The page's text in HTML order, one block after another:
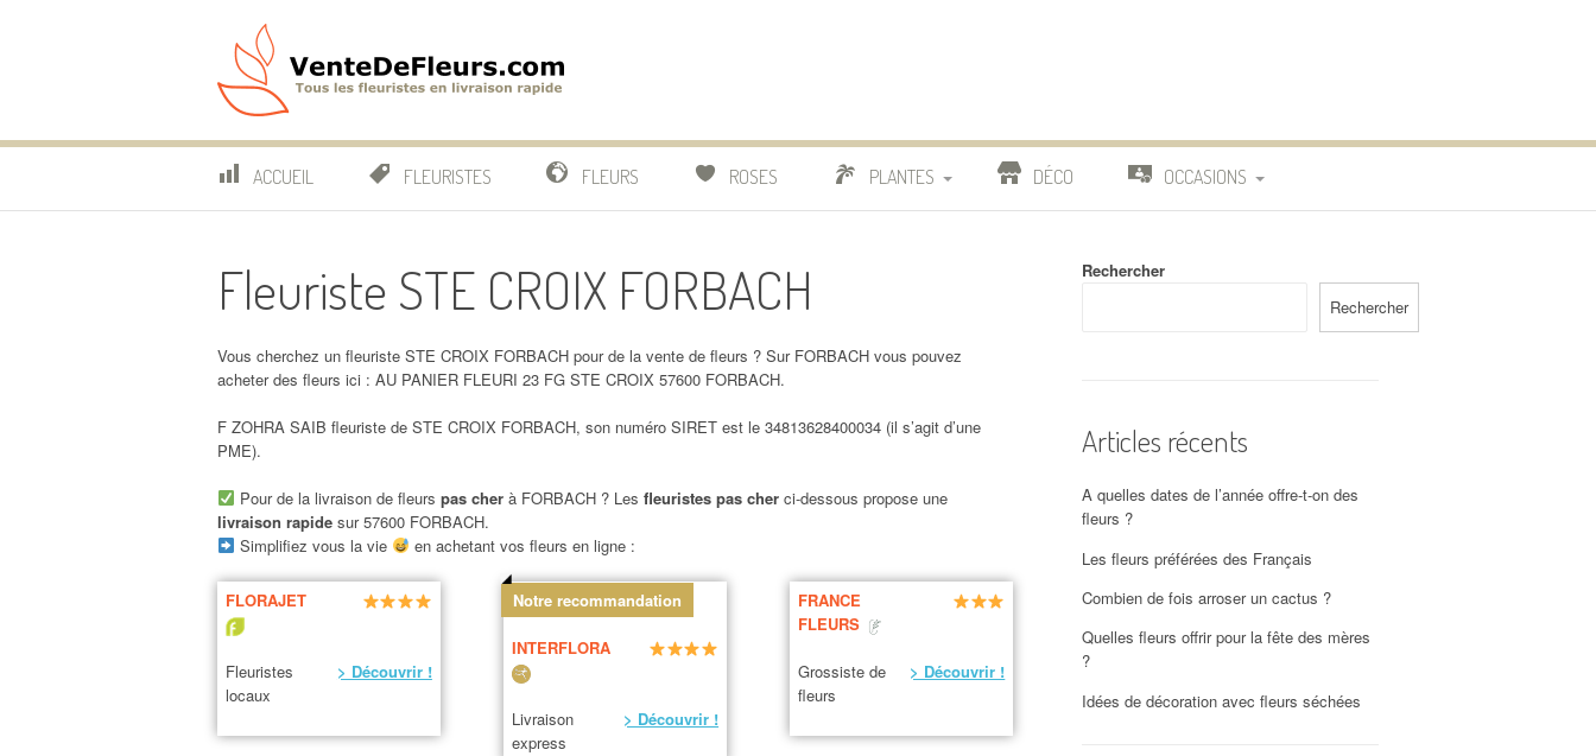
VenteDeFleurs.com
ACCUEIL FLEURISTES FLEURS ROSES PLANTES
BONSAI
DÉCO OCCASIONS
Fleuriste STE CROIX FORBACH
Vous cherchez un fleuriste STE CROIX FORBACH pour de la vente de fleurs ? Sur FORBACH vous pouvez
acheter des fleurs ici : AU PANIER FLEURI 23 FG STE CROIX 57600 FORBACH.
F ZOHRA SAIB fleuriste de STE CROIX FORBACH, son numéro SIRET est le 34813628400034 (il s’agit d’une
PME).
Pour de la livraison de fleurs pas cherà FORBACH ? Les fleuristes pas cher ci-dessous propose une
livraison rapide sur 57600 FORBACH.
Simplifiez vous la vie
en achetant vos fleurs en ligne :
FLORAJET
Fleuristes
locaux
> Découvrir !
Notre recommandation
INTERFLORA
Livraison
express
> Découvrir !
FRANCE
FLEURS
Grossiste de
fleurs
> Découvrir !
Rechercher
Rechercher
Articles récents
A quelles dates de l’année offre-t-on des
fleurs ?
Les fleurs préférées des Français
Combien de fois arroser un cactus ?
Quelles fleurs offrir pour la fête des mères
?
Idées de décoration avec fleurs séchées